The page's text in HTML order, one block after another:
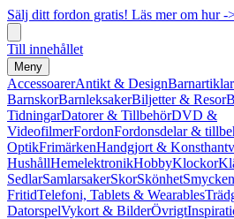
Sälj ditt fordon gratis! Läs mer om hur -
Till innehållet
Meny
AccessoarerAntikt & DesignBarnartiklar
BarnskorBarnleksakerBiljetter & Resor
TidningarDatorer & TillbehörDVD &
VideofilmerFordonFordonsdelar &
OptikFrimärkenHandgjort &
HushållHemelektronikHobbyKlockor
SedlarSamlarsakerSkorSkönhet
FritidTelefoni, Tablets & Wearables
DatorspelVykort & BilderÖvrigt